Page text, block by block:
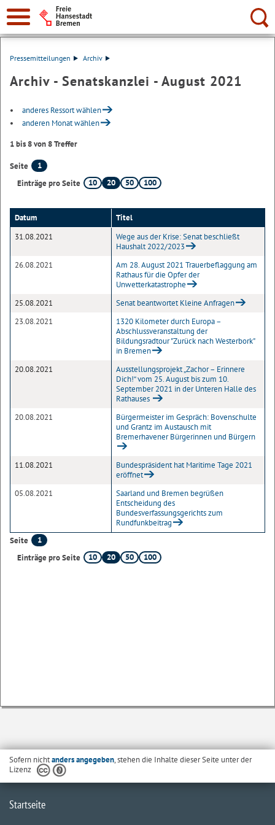
Suche:
Pressemitteilungen Archiv
Archiv - Senatskanzlei - August 2021
anderes Ressort wählen
anderen Monat wählen
1 bis 8 von 8 Treffer
Seite
1
Einträge pro Seite
10 20 50 100
Datum
Titel
31.08.2021
Wege aus der Krise: Senat beschließt
Haushalt 2022/2023
26.08.2021
Am 28. August 2021 Trauerbeflaggung am
Rathaus für die Opfer der
Unwetterkatastrophe
25.08.2021
Senat beantwortet Kleine Anfragen
23.08.2021
1320 Kilometer durch Europa –
Abschlussveranstaltung der
Bildungsradtour "Zurück nach Westerbork"
in Bremen
20.08.2021
Ausstellungsprojekt „Zachor – Erinnere
Dich!“ vom 25. August bis zum 10.
September 2021 in der Unteren Halle des
Rathauses
20.08.2021
Bürgermeister im Gespräch: Bovenschulte
und Grantz im Austausch mit
Bremerhavener Bürgerinnen und Bürgern
11.08.2021
Bundespräsident hat Maritime Tage 2021
eröffnet
05.08.2021
Saarland und Bremen begrüßen
Entscheidung des
Bundesverfassungsgerichts zum
Rundfunkbeitrag
Seite
1
Einträge pro Seite
10 20 50 100
Sofern nichtanders angegeben, stehen die Inhalte dieser Seite unter der
Lizenz
Startseite